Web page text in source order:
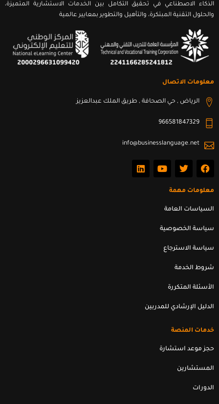
الذكاء الاصطناعي في تحقيق التكامل بين الخدمات الاستشارية المتميزة،
والحلول التقنية المبتكرة، والتأهيل والتطوير بمعايير عالمية
معلومات الاتصال
الرياض , حي الصحافة , طريق الملك عبدالعزيز
966581847329
info@businesslanguage.net
a
e
b
o
w
t
e
r
o
i
معلومات مهمة
السياسات العامة
سياسة الخصوصية
سياسة الاسترجاع
شروط الخدمة
الأسئلة المتكررة
الدليل الإرشادي للمدربين
خدمات المنصة
حجز موعد استشارة
المستشارين
الدورات